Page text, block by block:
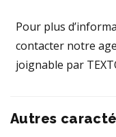
Pour plus
contacter notre
joignable par
Autres